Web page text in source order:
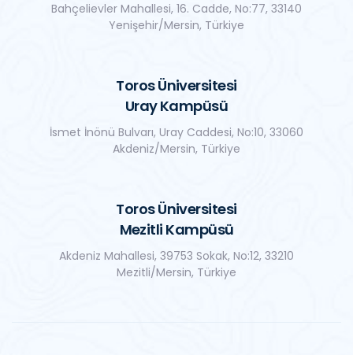
Bahçelievler Mahallesi, 16. Cadde, No:77, 33140
Yenişehir/Mersin, Türkiye
Toros Üniversitesi
Uray Kampüsü
İsmet İnönü Bulvarı, Uray Caddesi, No:10, 33060
Akdeniz/Mersin, Türkiye
Toros Üniversitesi
Mezitli Kampüsü
Akdeniz Mahallesi, 39753 Sokak, No:12, 33210
Mezitli/Mersin, Türkiye